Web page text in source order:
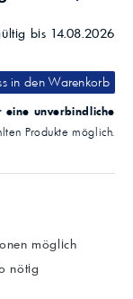
bis 14.08.2026
in den Warenkorb
eine unverbindliche
Produkte möglich.
möglich
nötig